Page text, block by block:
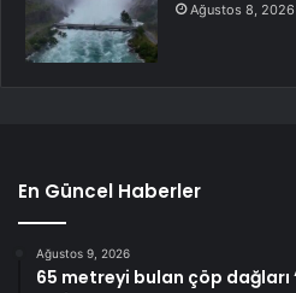
Ağustos 8, 2026
En Güncel Haberler
Ağustos 9, 2026
65 metreyi bulan çöp dağları